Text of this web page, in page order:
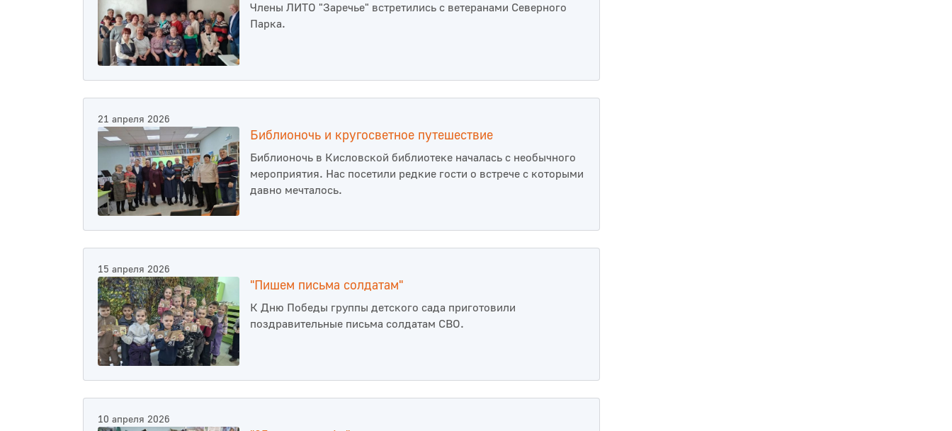
Члены ЛИТО "Заречье" встретились с ветеранами Северного
Парка.
21 апреля 2026
Библионочь и кругосветное путешествие
Библионочь в Кисловской библиотеке началась с необычного
мероприятия. Нас посетили редкие гости о встрече с которыми
давно мечталось.
15 апреля 2026
"Пишем письма солдатам"
К Дню Победы группы детского сада приготовили
поздравительные письма солдатам СВО.
10 апреля 2026